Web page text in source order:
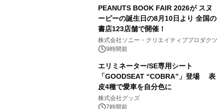
PEANUTS BOOK FAIR 2026が スヌ
ーピーの誕生日の8月10日より 全国の
書店123店舗で開催！
株式会社ソニー・クリエイティブプロダクツ
9時間前
エリミネーター/SE専用シート
「GOODSEAT “COBRA”」登場 表
皮4種で愛車を自分色に
株式会社グッズ
7時間前